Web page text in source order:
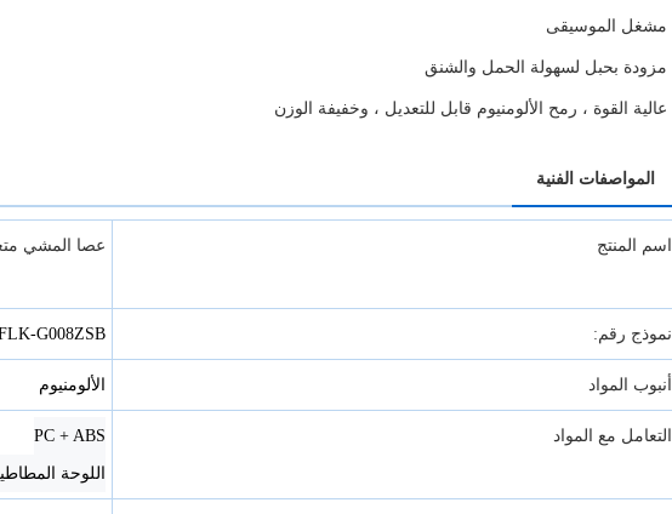
مشغل الموسيقى
مزودة بحبل لسهولة الحمل والشنق
عالية القوة ، رمح الألومنيوم قابل للتعديل ، وخفيفة الوزن
المواصفات الفنية
اسم المنتج عصا المشي
نموذج رقم: G008ZSB
أنبوب المواد الألومنيوم
التعامل مع المواد PC + ABS
اللوحة